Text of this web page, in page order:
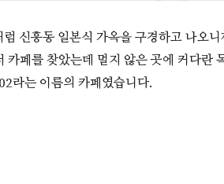
신흥동 일본식 가옥을 구경하고 나오
카페를 찾았는데 멀지 않은 곳에 커다란
라는 이름의 카페였습니다.